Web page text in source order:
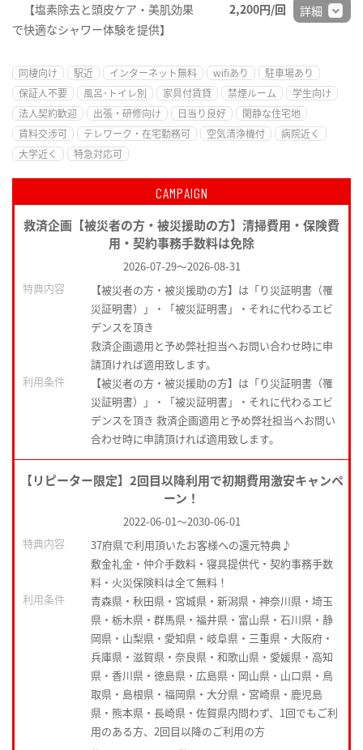
【塩素除去と頭皮ケア・美肌効果
で快適なシャワー体験を提供】
2,200円/回 詳細
同棲向け 駅近 インターネット無料 wifiあり
駐車場あり
保証人不要
風呂･トイレ別 家具付賃貸 禁煙ルーム
学生向け
法人契約歓迎
出張・研修向け 日当り良好
閑静な住宅地
賃料交渉可
テレワーク・在宅勤務可 空気清浄機付
病院近く
大学近く
特急対応可
CAMPAIGN
救済企画【被災者の方・被災援助の方】清掃費用・保険費
用・契約事務手数料は免除
2026-07-29～2026-08-31
特典内容
【被災者の方・被災援助の方】は「り災証明書（罹
災証明書）」・「被災証明書」・それに代わるエビ
デンスを頂き
救済企画適用と予め弊社担当へお問い合わせ時に申
請頂ければ適用致します。
利用条件
【被災者の方・被災援助の方】は「り災証明書（罹
災証明書）」・「被災証明書」・それに代わるエビ
デンスを頂き 救済企画適用と予め弊社担当へお問い
合わせ時に申請頂ければ適用致します。
【リピーター限定】2回目以降利用で初期費用激安キャンペ
ーン！
2022-06-01～2030-06-01
特典内容
37府県で利用頂いたお客様への還元特典♪
敷金礼金・仲介手数料・寝具提供代・契約事務手数
料・火災保険料は全て無料！
利用条件
青森県・秋田県・宮城県・新潟県・神奈川県・埼玉
県・栃木県・群馬県・福井県・富山県・石川県・静
岡県・山梨県・愛知県・岐阜県・三重県・大阪府・
兵庫県・滋賀県・奈良県・和歌山県・愛媛県・高知
県・香川県・徳島県・広島県・岡山県・山口県・鳥
取県・島根県・福岡県・大分県・宮崎県・鹿児島
県・熊本県・長崎県・佐賀県内問わず、1回でもご利
用のある方、2回目以降のご利用の方